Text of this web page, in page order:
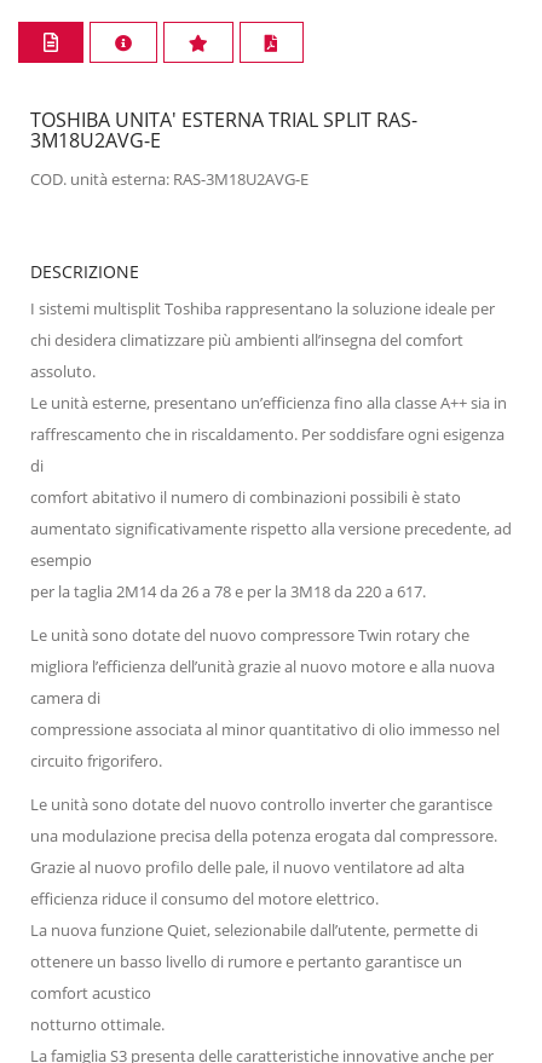
TOSHIBA UNITA' ESTERNA TRIAL SPLIT RAS-
3M18U2AVG-E
COD. unità esterna: RAS-3M18U2AVG-E
DESCRIZIONE
I sistemi multisplit Toshiba rappresentano la soluzione ideale per
chi desidera climatizzare più ambienti all’insegna del comfort
assoluto.
Le unità esterne, presentano un’efficienza fino alla classe A++ sia in
raffrescamento che in riscaldamento. Per soddisfare ogni esigenza
di
comfort abitativo il numero di combinazioni possibili è stato
aumentato significativamente rispetto alla versione precedente, ad
esempio
per la taglia 2M14 da 26 a 78 e per la 3M18 da 220 a 617.
Le unità sono dotate del nuovo compressore Twin rotary che
migliora l’efficienza dell’unità grazie al nuovo motore e alla nuova
camera di
compressione associata al minor quantitativo di olio immesso nel
circuito frigorifero.
Le unità sono dotate del nuovo controllo inverter che garantisce
una modulazione precisa della potenza erogata dal compressore.
Grazie al nuovo profilo delle pale, il nuovo ventilatore ad alta
efficienza riduce il consumo del motore elettrico.
La nuova funzione Quiet, selezionabile dall’utente, permette di
ottenere un basso livello di rumore e pertanto garantisce un
comfort acustico
notturno ottimale.
La famiglia S3 presenta delle caratteristiche innovative anche per